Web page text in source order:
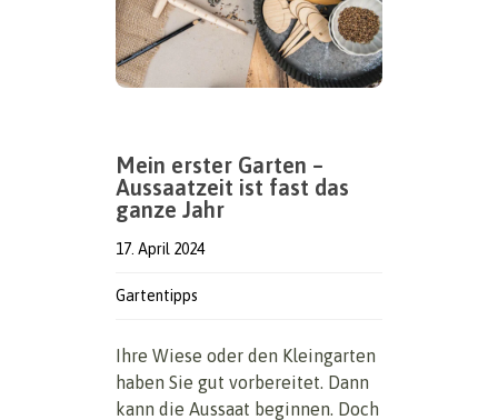
Mein erster Garten –
Aussaatzeit ist fast das
ganze Jahr
17. April 2024
Gartentipps
Ihre Wiese oder den Kleingarten
haben Sie gut vorbereitet. Dann
kann die Aussaat beginnen. Doch